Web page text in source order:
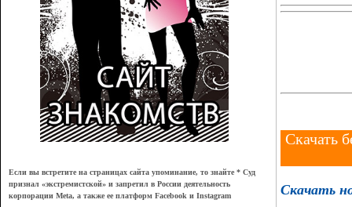
Если вы встретите на страницах сайта упоминание, то знайте * Суд
признал «экстремистской» и запретил в России деятельность
корпорации Meta, а также ее платформ Facebook и Instagram
Скачать
Скачать